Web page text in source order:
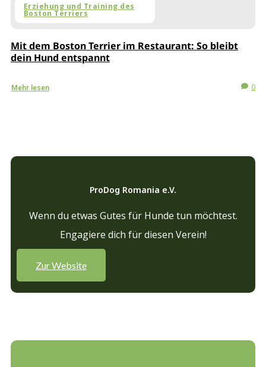
Erziehung und Training des
Boston Terriers
Mit dem Boston Terrier im Restaurant: So bleibt
dein Hund entspannt
Mehr lesen 0
ProDog Romania e.V.
Wenn du etwas Gutes für Hunde tun möchtest.
Engagiere dich für diesen Verein!
Zur Website